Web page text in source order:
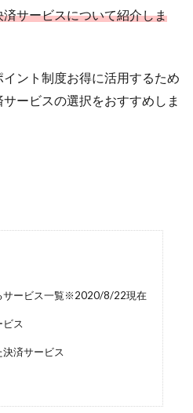
サービスについて紹介しま
ント制度お得に活用するため
ービスの選択をおすすめしま
サービス一覧※2020/8/22現在
ス
済サービス